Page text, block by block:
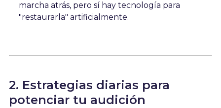
marcha atrás, pero sí hay tecnología para
"restaurarla" artificialmente.
2. Estrategias diarias para
potenciar tu audición